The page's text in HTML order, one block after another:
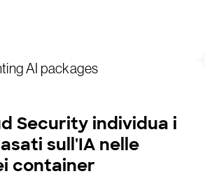
Security individua i
sull'IA nelle
container